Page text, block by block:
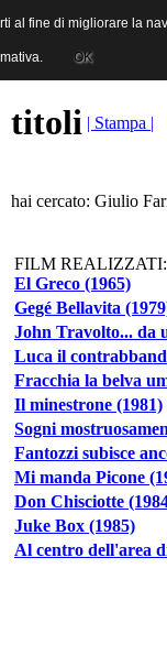
titoli | Stampa |
hai cercato: Giulio
FILM REALIZZATI:
El Greco (1965)
Gegé Bellavita
John Travolto... da
Luca il
Fracchia la belva
Il minestrone (1981)
Sogni
Fantozzi subisce
Mi manda Picone
Don Chisciotte
Juke Box (1985)
Al centro dell'area
al fine di migliorare la
OK
al fine di migliorare la
OK